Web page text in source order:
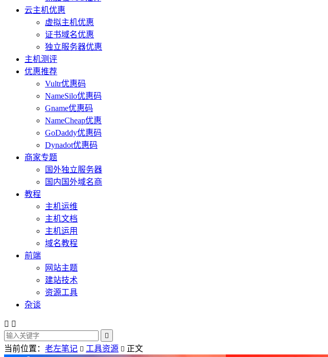
云主机优惠
虚拟主机优惠
证书域名优惠
独立服务器优惠
主机测评
优惠推荐
Vultr优惠码
NameSilo优惠码
Gname优惠码
NameCheap优惠
GoDaddy优惠码
Dynadot优惠码
商家专题
国外独立服务器
国内国外域名商
教程
主机运维
主机文档
主机运用
域名教程
前端
网站主题
建站技术
资源工具
杂谈
 

当前位置： 老左笔记  工具资源  正文